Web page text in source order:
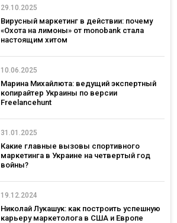
29.10.2025
Вирусный маркетинг в действии: почему
«Охота на лимоны» от monobank стала
настоящим хитом
10.06.2025
Марина Михайлюта: ведущий экспертный
копирайтер Украины по версии
Freelancehunt
31.01.2025
Какие главные вызовы спортивного
маркетинга в Украине на четвертый год
войны?
19.12.2024
Николай Лукашук: как построить успешную
карьеру маркетолога в США и Европе